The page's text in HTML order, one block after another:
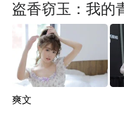
盗香窃玉：我的
爽文